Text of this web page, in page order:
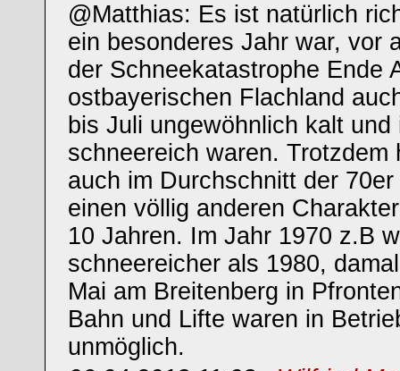
@Matthias: Es ist natürlich
ein besonderes Jahr war, vor
der Schneekatastrophe Ende
ostbayerischen Flachland
bis Juli ungewöhnlich kalt und
schneereich waren. Trotzdem
auch im Durchschnitt der
einen völlig anderen
10 Jahren. Im Jahr 1970 z.B
schneereicher als 1980,
Mai am Breitenberg in
Bahn und Lifte waren in
unmöglich.